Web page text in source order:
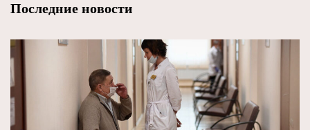
Последние новости